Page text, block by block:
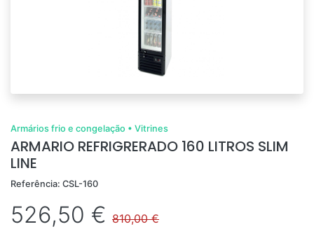
Armários frio e congelação • Vitrines
ARMARIO REFRIGRERADO 160 LITROS SLIM
LINE
Referência: CSL-160
526,50 € 810,00 €